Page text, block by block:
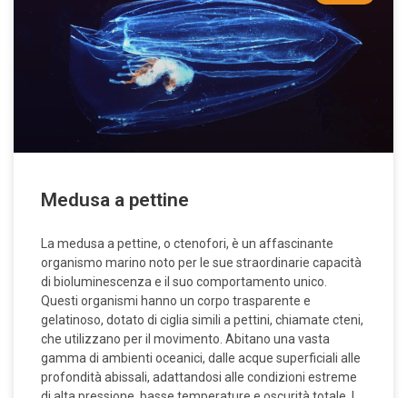
Medusa a pettine
La medusa a pettine, o ctenofori, è un affascinante
organismo marino noto per le sue straordinarie capacità
di bioluminescenza e il suo comportamento unico.
Questi organismi hanno un corpo trasparente e
gelatinoso, dotato di ciglia simili a pettini, chiamate cteni,
che utilizzano per il movimento. Abitano una vasta
gamma di ambienti oceanici, dalle acque superficiali alle
profondità abissali, adattandosi alle condizioni estreme